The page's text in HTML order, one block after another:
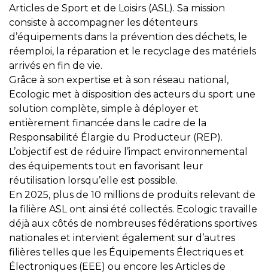
Articles de Sport et de Loisirs (ASL). Sa mission
consiste à accompagner les détenteurs
d’équipements dans la prévention des déchets, le
réemploi, la réparation et le recyclage des matériels
arrivés en fin de vie.
Grâce à son expertise et à son réseau national,
Ecologic met à disposition des acteurs du sport une
solution complète, simple à déployer et
entièrement financée dans le cadre de la
Responsabilité Élargie du Producteur (REP).
L’objectif est de réduire l’impact environnemental
des équipements tout en favorisant leur
réutilisation lorsqu’elle est possible.
En 2025, plus de 10 millions de produits relevant de
la filière ASL ont ainsi été collectés. Ecologic travaille
déjà aux côtés de nombreuses fédérations sportives
nationales et intervient également sur d’autres
filières telles que les Équipements Électriques et
Électroniques (EEE) ou encore les Articles de